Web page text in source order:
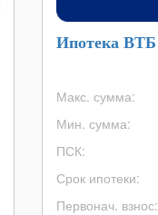
Ипотека ВТБ
Макс. сумма:
Мин. сумма:
ПСК:
Срок ипотеки:
Первонач. взнос: